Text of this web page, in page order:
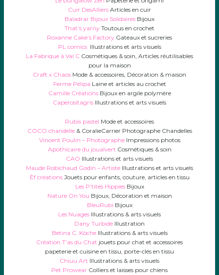
Cuir DesAlliers Articles en cuir
Baladrar Bijoux Solidaires Bijoux
That’s yarny Toutous en crochet
Roxanne Cake’s Factory Gateaux et sucreries
PL comicsIllustrations et arts visuels
La Fabrique à Val C Cosmétiques & soin, Articles réutilisables
pour la maison
Craft x Chaos Mode & accessoires, Décoration & maison
Ferme Pélipa Laine et articles au crochet
Camille CréationsBijoux en argile polymère
Caperositagris Illustrations et arts visuels
Rubis pastel Mode et accessoires
COCO chandelle& CoralieCarrier Photographe Chandelles
Vincent Poulin – PhotographeImpressions photos
Apothicaire du joualvert Cosmétiques & soin
CAO Illustrations et arts visuels
Maude Robichaud Godin – Artiste Illustrations et arts visuels
Èf créationsJouets pour enfants, couture, articles en tissu
Les P’tites HippiesBijoux
Nature On You Bijoux, Décoration et maison
BleuRubi Bijoux
Les Nuages Illustrations & arts visuels
Dany Turbide Illustration
Betina C. KöcheIllustrations & arts visuels
Création T’as du Chat jouets pour chat et accessoires
papeterie et cuisine en tissu, porte-clés en tissu
Chiuu Art Illustrations & arts visuels
Pet Prowear Colliers et laisses pour chiens